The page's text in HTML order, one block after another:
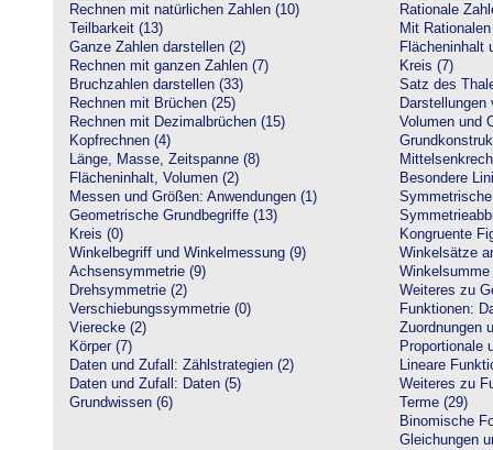
Rechnen mit natürlichen Zahlen (10)
Teilbarkeit (13)
Ganze Zahlen darstellen (2)
Rechnen mit ganzen Zahlen (7)
Bruchzahlen darstellen (33)
Rechnen mit Brüchen (25)
Rechnen mit Dezimalbrüchen (15)
Kopfrechnen (4)
Länge, Masse, Zeitspanne (8)
Flächeninhalt, Volumen (2)
Messen und Größen: Anwendungen (1)
Geometrische Grundbegriffe (13)
Kreis (0)
Winkelbegriff und Winkelmessung (9)
Achsensymmetrie (9)
Drehsymmetrie (2)
Verschiebungssymmetrie (0)
Vierecke (2)
Körper (7)
Daten und Zufall: Zählstrategien (2)
Daten und Zufall: Daten (5)
Grundwissen (6)
Rationale
Mit
Flächeninhalt
Kreis (7)
Satz des
Darstellungen
Volumen und
Besondere
Kongruente
Winkelsätze
Weiteres zu
Funktionen:
Zuordnungen
Proportionale
Lineare
Weiteres zu
Terme (29)
Binomische
Gleichungen